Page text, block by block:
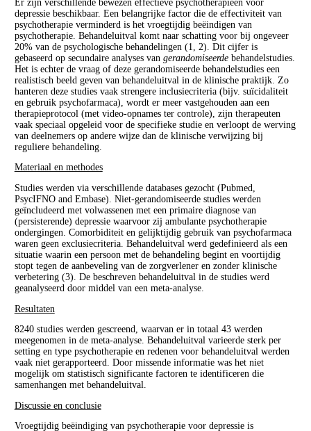
Er zijn verschillende bewezen effectieve psychotherapieën voor
depressie beschikbaar. Een belangrijke factor die de effectiviteit van
psychotherapie verminderd is het vroegtijdig beëindigen van
psychotherapie. Behandeluitval komt naar schatting voor bij ongeveer
20% van de psychologische behandelingen (1, 2). Dit cijfer is
gebaseerd op secundaire analyses van gerandomiseerdebehandelstudies.
Het is echter de vraag of deze gerandomiseerde behandelstudies een
realistisch beeld geven van behandeluitval in de klinische praktijk. Zo
hanteren deze studies vaak strengere inclusiecriteria (bijv. suïcidaliteit
en gebruik psychofarmaca), wordt er meer vastgehouden aan een
therapieprotocol (met video-opnames ter controle), zijn therapeuten
vaak speciaal opgeleid voor de specifieke studie en verloopt de werving
van deelnemers op andere wijze dan de klinische verwijzing bij
reguliere behandeling.
Materiaal en methodes
Studies werden via verschillende databases gezocht (Pubmed,
PsycIFNO and Embase). Niet-gerandomiseerde studies werden
geïncludeerd met volwassenen met een primaire diagnose van
(persisterende) depressie waarvoor zij ambulante psychotherapie
ondergingen. Comorbiditeit en gelijktijdig gebruik van psychofarmaca
waren geen exclusiecriteria. Behandeluitval werd gedefinieerd als een
situatie waarin een persoon met de behandeling begint en voortijdig
stopt tegen de aanbeveling van de zorgverlener en zonder klinische
verbetering (3). De beschreven behandeluitval in de studies werd
geanalyseerd door middel van een meta-analyse.
Resultaten
8240 studies werden gescreend, waarvan er in totaal 43 werden
meegenomen in de meta-analyse. Behandeluitval varieerde sterk per
setting en type psychotherapie en redenen voor behandeluitval werden
vaak niet gerapporteerd. Door missende informatie was het niet
mogelijk om statistisch significante factoren te identificeren die
samenhangen met behandeluitval.
Discussie en conclusie
Vroegtijdig beëindiging van psychotherapie voor depressie is